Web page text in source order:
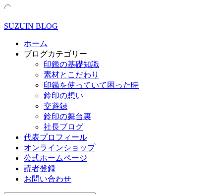
SUZUIN BLOG
ホーム
ブログカテゴリー
印鑑の基礎知識
素材とこだわり
印鑑を使っていて困った時
鈴印の想い
交遊録
鈴印の舞台裏
社長ブログ
代表プロフィール
オンラインショップ
公式ホームページ
読者登録
お問い合わせ